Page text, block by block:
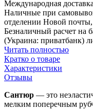
Международная
Наличные при
отделении Новой почты,
Безналичный расчет на
(Украина: приватбанк)
Читать полностью
Кратко о товаре
Характеристики
Отзывы
Сантюр — это
мелким поперечным